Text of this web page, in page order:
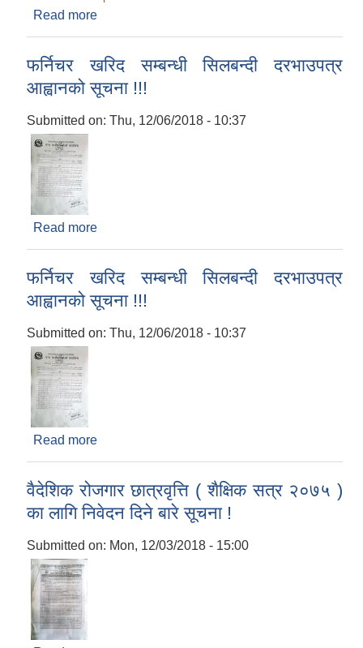
Read more
फर्निचर खरिद सम्बन्धी सिलबन्दी दरभाउपत्र
आह्वानको सूचना !!!
Submitted on: Thu, 12/06/2018 - 10:37
Read more
फर्निचर खरिद सम्बन्धी सिलबन्दी दरभाउपत्र
आह्वानको सूचना !!!
Submitted on: Thu, 12/06/2018 - 10:37
Read more
वैदेशिक रोजगार छात्रवृत्ति ( शैक्षिक सत्र २०७५ )
का लागि निवेदन दिने बारे सूचना !
Submitted on: Mon, 12/03/2018 - 15:00